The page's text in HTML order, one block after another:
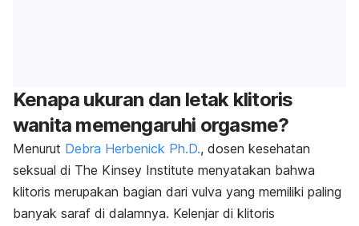
Kenapa ukuran dan letak klitoris
wanita memengaruhi orgasme?
Menurut Debra Herbenick Ph.D., dosen kesehatan
seksual di The Kinsey Institute menyatakan bahwa
klitoris merupakan bagian dari vulva yang memiliki paling
banyak saraf di dalamnya. Kelenjar di klitoris